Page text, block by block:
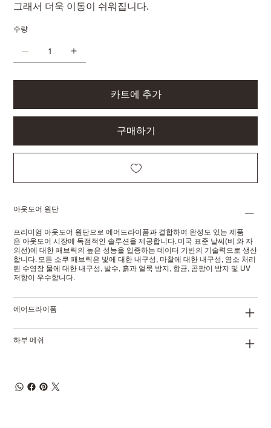
그래서 더욱 이동이 쉬워집니다.
수량
카트에 추가
구매하기
아웃도어 원단
프리미엄 아웃도어 원단으로 에어드라이폼과 결합하여 완성도 있는 제품
은 아웃도어 시장에 독점적인 솔루션을 제공합니다. 미국 표준 날씨(비 와 자
외선)에 대한 패브릭의 높은 성능을 입증하는 데이터 기반의 기술력으로 생산
합니다. 모든 소쿠 패브릭은 빛에 대한 내구성, 마찰에 대한 내구성, 염소 처리
된 수영장 물에 대한 내구성, 발수, 흙과 얼룩 방지, 항균, 곰팡이 방지 및 UV
저항이 우수합니다.
에어드라이폼
하부 메쉬